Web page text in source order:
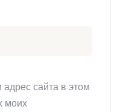
сайта в этом
моих